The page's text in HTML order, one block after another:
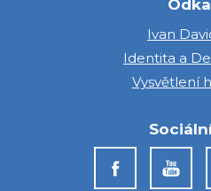
Ivan
Identita a
Vysvětlení